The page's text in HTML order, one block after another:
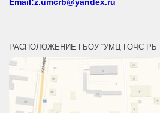
РАСПОЛОЖЕНИЕ ГБОУ “УМЦ ГОЧС РБ”